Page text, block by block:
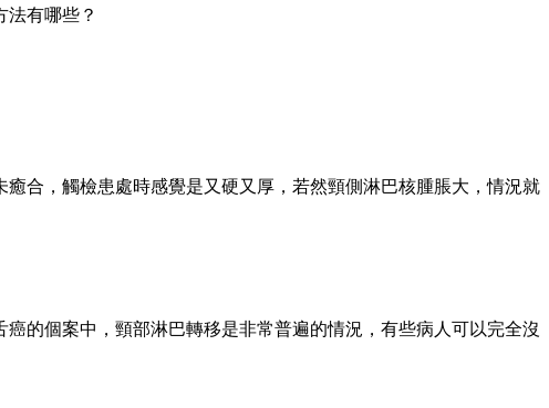
法有哪些？
合，觸檢患處時感覺是又硬又厚，若然頸側淋巴核腫脹大，情況就
的個案中，頸部淋巴轉移是非常普遍的情況，有些病人可以完全沒